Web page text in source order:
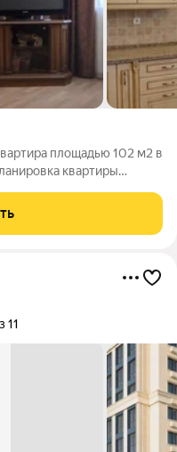
площадью 102 м2 в
квартиры
составляет 2,8
11